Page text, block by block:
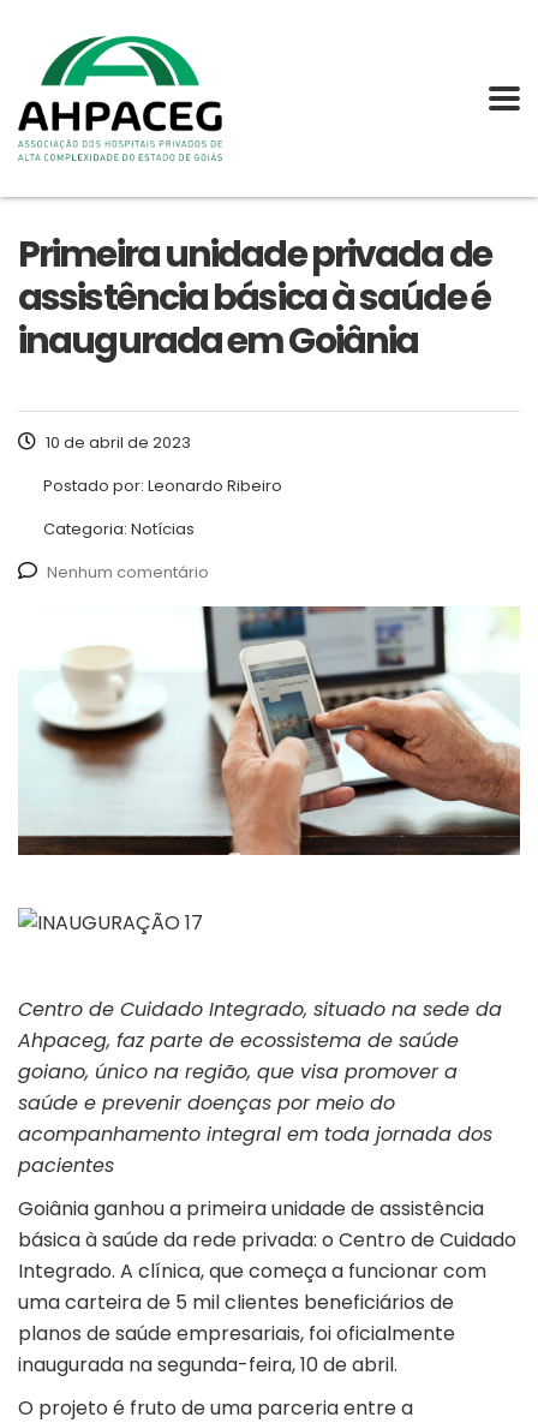
Primeira unidade privada de
assistência básica à saúde é
inaugurada em Goiânia
10 de abril de 2023
Postado por: Leonardo Ribeiro
Categoria: Notícias
Nenhum comentário
Centro de Cuidado Integrado, situado na sede da
Ahpaceg, faz parte de ecossistema de saúde
goiano, único na região, que visa promover a
saúde e prevenir doenças por meio do
acompanhamento integral em toda jornada dos
pacientes
Goiânia ganhou a primeira unidade de assistência
básica à saúde da rede privada: o Centro de Cuidado
Integrado. A clínica, que começa a funcionar com
uma carteira de 5 mil clientes beneficiários de
planos de saúde empresariais, foi oficialmente
inaugurada na segunda-feira, 10 de abril.
O projeto é fruto de uma parceria entre a